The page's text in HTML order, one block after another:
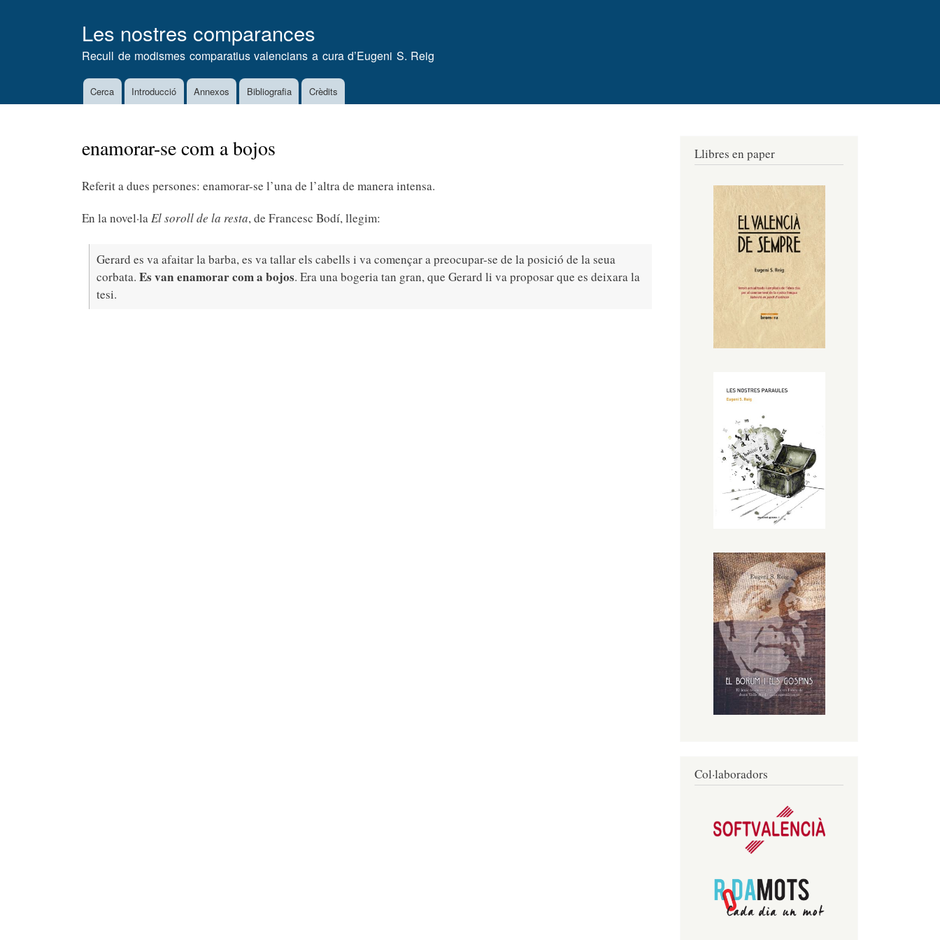
Les nostres comparances
Recull de modismes comparatius valencians a cura d’Eugeni S. Reig
MainCerca Introducció Annexos Bibliografia Crèdits
enamorar-se com a bojos
Referit a dues persones: enamorar-se l’una de l’altra de manera intensa.
En la novel·laEl soroll de la resta, de Francesc Bodí, llegim:
Gerard es va afaitar la barba, es va tallar els cabells i va començar a preocupar-se de la posició de la seua
corbata. Es van enamorar com a bojos. Era una bogeria tan gran, que Gerard li va proposar que es deixara la
tesi.
Llibres en paper
Col·laboradors